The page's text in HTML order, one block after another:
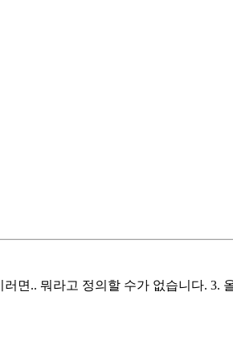
면.. 뭐라고 정의할 수가 없습니다. 3.